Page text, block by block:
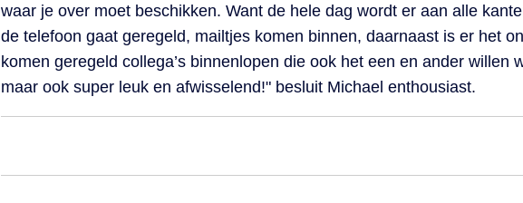
waar je over moet beschikken. Want de hele dag wordt er aan alle
de telefoon gaat geregeld, mailtjes komen binnen, daarnaast is er het
komen geregeld collega’s binnenlopen die ook het een en ander willen
maar ook super leuk en afwisselend!" besluit Michael enthousiast.